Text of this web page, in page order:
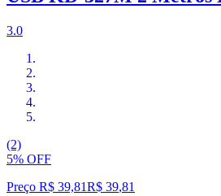
3.0
(2)
5% OFF
Preço R$ 39,81R$ 39,81